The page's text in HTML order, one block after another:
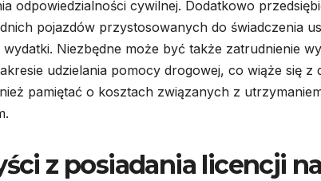
odpowiedzialności cywilnej. Dodatkowo
pojazdów przystosowanych do świadczenia
Niezbędne może być także zatrudnienie
udzielania pomocy drogowej, co wiąże się z
pamiętać o kosztach związanych z
z posiadania licencji